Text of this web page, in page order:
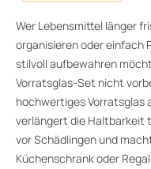
Wer Lebensmittel länger
organisieren oder einfach
stilvoll aufbewahren
Vorratsglas-Set nicht
hochwertiges Vorratsglas
verlängert die Haltbarkeit
vor Schädlingen und
Küchenschrank oder